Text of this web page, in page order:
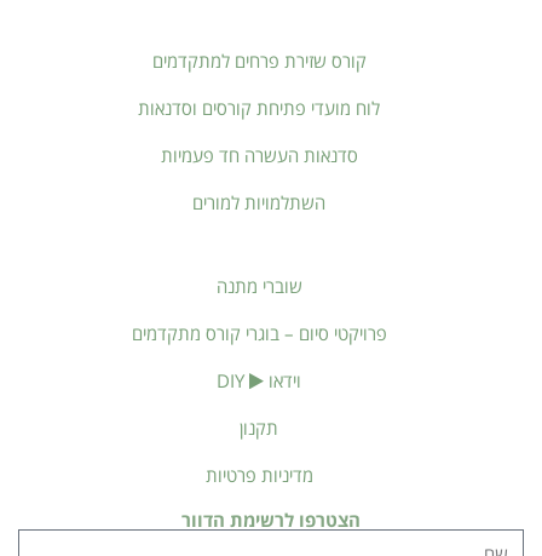
קורס שזירת פרחים למתקדמים
לוח מועדי פתיחת קורסים וסדנאות
סדנאות העשרה חד פעמיות
השתלמויות למורים
שוברי מתנה
פרויקטי סיום – בוגרי קורס מתקדמים
וידאו
תקנון
מדיניות פרטיות
הצטרפו לרשימת הדוור